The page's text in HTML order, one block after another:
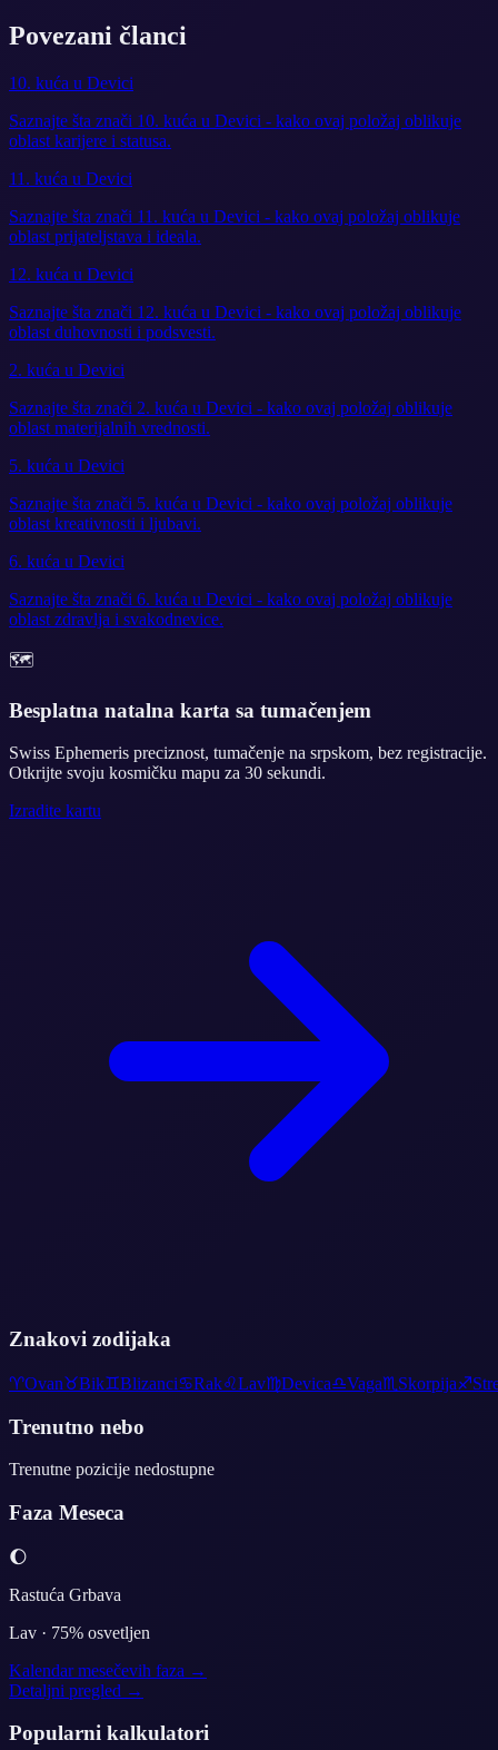
Povezani članci
10. kuća u Devici
Saznajte šta znači 10. kuća u Devici - kako ovaj položaj oblikuje
oblast karijere i statusa.
11. kuća u Devici
Saznajte šta znači 11. kuća u Devici - kako ovaj položaj oblikuje
oblast prijateljstava i ideala.
12. kuća u Devici
Saznajte šta znači 12. kuća u Devici - kako ovaj položaj oblikuje
oblast duhovnosti i podsvesti.
2. kuća u Devici
Saznajte šta znači 2. kuća u Devici - kako ovaj položaj oblikuje
oblast materijalnih vrednosti.
5. kuća u Devici
Saznajte šta znači 5. kuća u Devici - kako ovaj položaj oblikuje
oblast kreativnosti i ljubavi.
6. kuća u Devici
Saznajte šta znači 6. kuća u Devici - kako ovaj položaj oblikuje
oblast zdravlja i svakodnevice.
🗺️
Besplatna natalna karta sa tumačenjem
Swiss Ephemeris preciznost, tumačenje na srpskom, bez registracije.
Otkrijte svoju kosmičku mapu za 30 sekundi.
Izradite kartu
Znakovi zodijaka
♈Ovan♉Bik♊Blizanci♋Rak♌Lav♍Devica♎Vaga♏ Skorpija♐
Trenutno nebo
Trenutne pozicije nedostupne
Faza Meseca
🌔
Rastuća Grbava
Lav · 75% osvetljen
Kalendar mesečevih faza →
Detaljni pregled →
Popularni kalkulatori